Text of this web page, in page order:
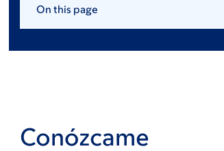
On this page
Conózcame